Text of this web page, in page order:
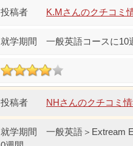
K.Mさんのクチコミ
一般英語コースに10
NHさんのクチコミ
一般英語＞Extream